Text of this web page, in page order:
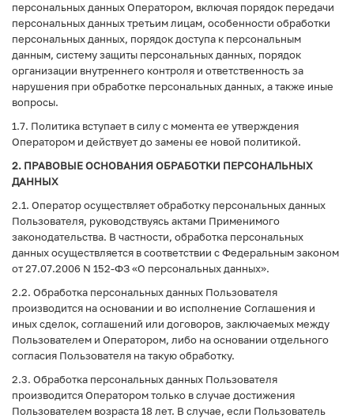
персональных данных Оператором, включая порядок передачи
персональных данных третьим лицам, особенности обработки
персональных данных, порядок доступа к персональным
данным, систему защиты персональных данных, порядок
организации внутреннего контроля и ответственность за
нарушения при обработке персональных данных, а также иные
вопросы.
1.7. Политика вступает в силу с момента ее утверждения
Оператором и действует до замены ее новой политикой.
2. ПРАВОВЫЕ ОСНОВАНИЯ ОБРАБОТКИ ПЕРСОНАЛЬНЫХ
ДАННЫХ
2.1. Оператор осуществляет обработку персональных данных
Пользователя, руководствуясь актами Применимого
законодательства. В частности, обработка персональных
данных осуществляется в соответствии с Федеральным законом
от 27.07.2006 N 152-ФЗ «О персональных данных».
2.2. Обработка персональных данных Пользователя
производится на основании и во исполнение Соглашения и
иных сделок, соглашений или договоров, заключаемых между
Пользователем и Оператором, либо на основании отдельного
согласия Пользователя на такую обработку.
2.3. Обработка персональных данных Пользователя
производится Оператором только в случае достижения
Пользователем возраста 18 лет. В случае, если Пользователь